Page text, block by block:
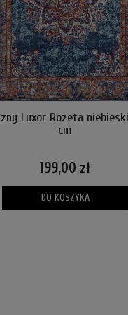
Luxor Rozeta
cm
199,00 zł
DO KOSZYKA